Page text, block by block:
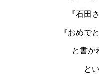
『石田
『おめで
と書か
と